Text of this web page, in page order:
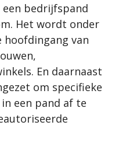
bedrijfspand
Het wordt onder
van
En daarnaast
om specifieke
een pand af te